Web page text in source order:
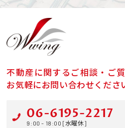
不動産に関するご相談・ご
お気軽にお問い合わせくださ
06-6195-2217
9:00 - 18:00 [水曜休]